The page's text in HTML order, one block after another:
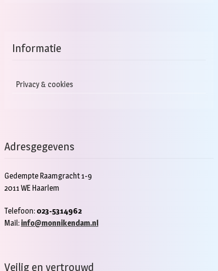
Informatie
Privacy & cookies
Adresgegevens
Gedempte Raamgracht 1-9
2011 WE Haarlem
Telefoon: 023-5314962
Mail: info@monnikendam.nl
Veilig en vertrouwd